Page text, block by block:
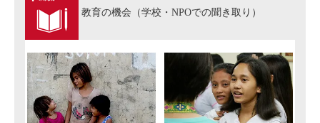
教育の機会（学校・NPOでの聞き取り）